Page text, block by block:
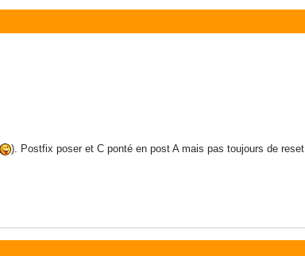
). Postfix poser et C ponté en post A mais pas toujours de reset